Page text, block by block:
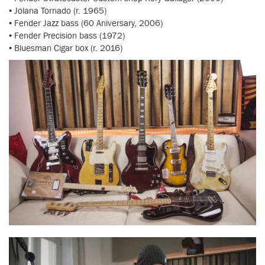
• Jolana Tornado (r. 1965)
• Fender Jazz bass (60 Aniversary, 2006)
• Fender Precision bass (1972)
• Bluesman Cigar box (r. 2016)